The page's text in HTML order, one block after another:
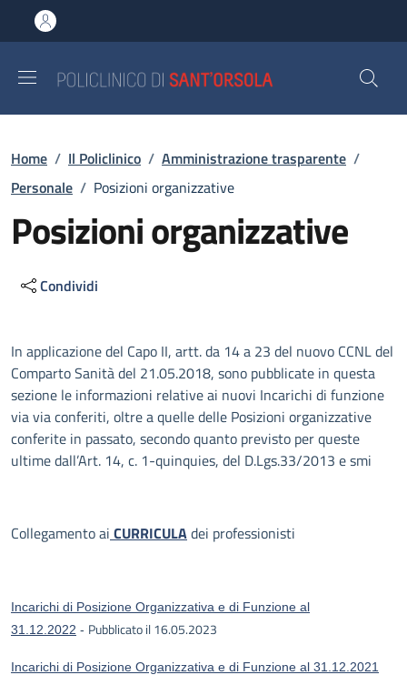
al contenuto principale
to footer content
Briciole di pane
Home / Il Policlinico / Amministrazione trasparente /
Personale / Posizioni organizzative
Posizioni organizzative
Condividi
Descrizione
In applicazione del Capo II, artt. da 14 a 23 del nuovo CCNL del
Comparto Sanità del 21.05.2018, sono pubblicate in questa
sezione le informazioni relative ai nuovi Incarichi di funzione
via via conferiti, oltre a quelle delle Posizioni organizzative
conferite in passato, secondo quanto previsto per queste
ultime dall’Art. 14, c. 1-quinquies, del D.Lgs.33/2013 e smi
Collegamento ai CURRICULAdei professionisti
Incarichi di Posizione Organizzativa e di Funzione al
31.12.2022 - Pubblicato il 16.05.2023
Incarichi di Posizione Organizzativa e di Funzione al 31.12.2021